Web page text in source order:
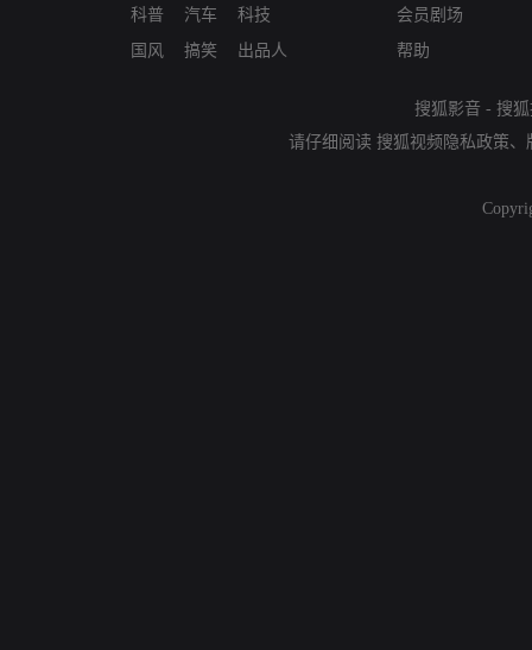
科普
国风
汽车
搞笑
科技
出品人
会员剧场
帮助
搜狐影音 - 搜
请仔细阅读 搜狐视频隐私政策、